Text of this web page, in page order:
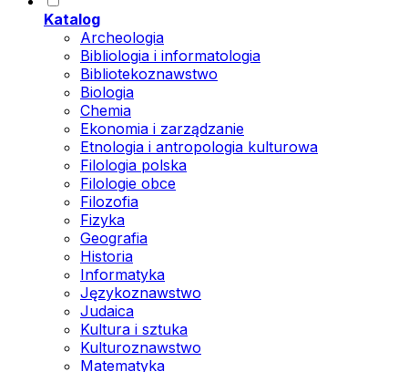
Katalog
Archeologia
Bibliologia i informatologia
Bibliotekoznawstwo
Biologia
Chemia
Ekonomia i zarządzanie
Etnologia i antropologia kulturowa
Filologia polska
Filologie obce
Filozofia
Fizyka
Geografia
Historia
Informatyka
Językoznawstwo
Judaica
Kultura i sztuka
Kulturoznawstwo
Matematyka